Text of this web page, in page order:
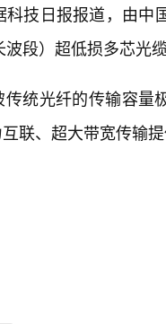
技日报报道，由
波段）超低损多芯光
统光纤的传输容
联、超大带宽传输